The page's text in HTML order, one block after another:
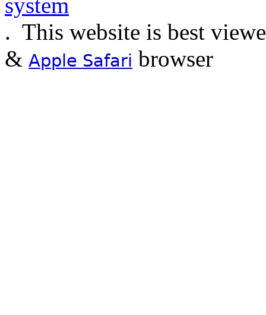
. This website is best
& Apple Safari browser